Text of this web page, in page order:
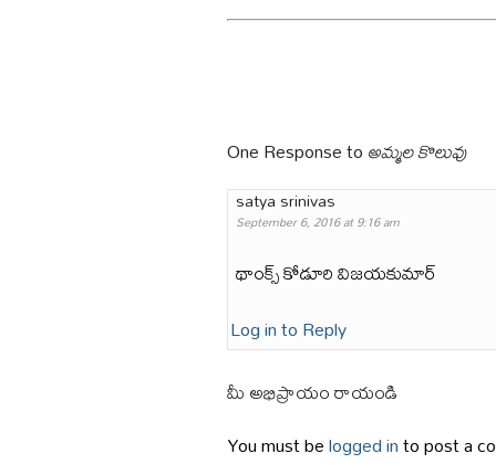
One Response toఅమ్మల కొలువు
satya srinivas
September 6, 2016 at 9:16 am
థాంక్స్ కోడూరి విజయకుమార్
Log in to Reply
మీ అభిప్రాయం రాయండి
You must belogged into post a